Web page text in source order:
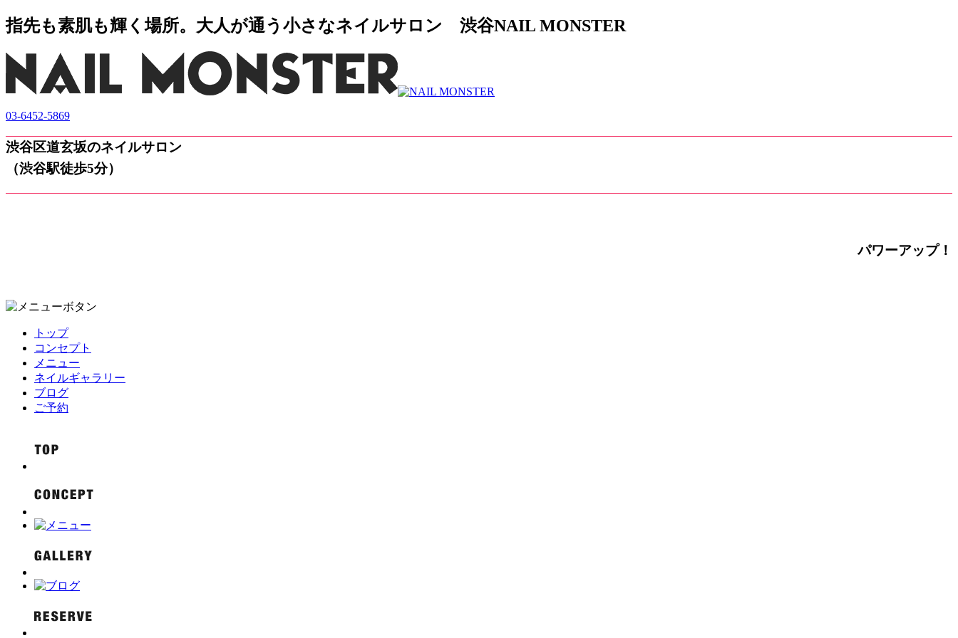
指先も素肌も輝く場所。大人が通う小さなネイルサロン 渋谷NAIL MONSTER
03-6452-5869
渋谷区道玄坂のネイルサロン
（渋谷駅徒歩5分）
パワーアップ！
トップ
コンセプト
メニュー
ネイルギャラリー
ブログ
ご予約